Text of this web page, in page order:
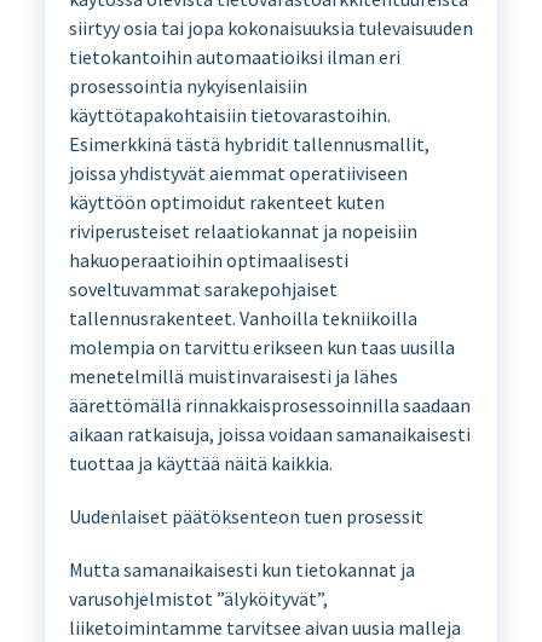
siirtyy osia tai jopa kokonaisuuksia tulevaisuuden
tietokantoihin automaatioiksi ilman eri
prosessointia nykyisenlaisiin
käyttötapakohtaisiin tietovarastoihin.
Esimerkkinä tästä hybridit tallennusmallit,
joissa yhdistyvät aiemmat operatiiviseen
käyttöön optimoidut rakenteet kuten
riviperusteiset relaatiokannat ja nopeisiin
hakuoperaatioihin optimaalisesti
soveltuvammat sarakepohjaiset
tallennusrakenteet. Vanhoilla tekniikoilla
molempia on tarvittu erikseen kun taas uusilla
menetelmillä muistinvaraisesti ja lähes
äärettömällä rinnakkaisprosessoinnilla saadaan
aikaan ratkaisuja, joissa voidaan samanaikaisesti
tuottaa ja käyttää näitä kaikkia.
Uudenlaiset päätöksenteon tuen prosessit
Mutta samanaikaisesti kun tietokannat ja
varusohjelmistot ”älyköityvät”,
liiketoimintamme tarvitsee aivan uusia malleja